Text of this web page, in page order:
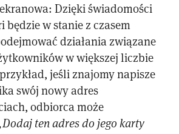
Dzięki świadomości
będzie w stanie z czasem
działania związane
w większej liczbie
jeśli znajomy napisze
swój nowy adres
odbiorca może
ten adres do jego karty